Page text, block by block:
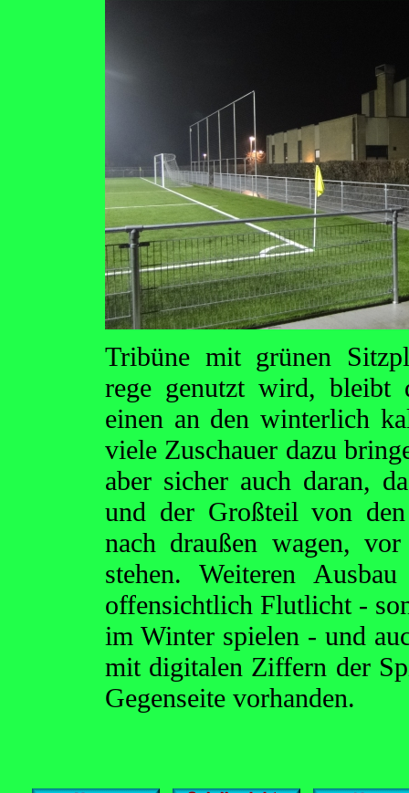
Tribüne mit grünen
rege genutzt wird,
einen an den winterlich
viele Zuschauer dazu
aber sicher auch daran,
und der Großteil von
nach draußen wagen,
stehen. Weiteren
offensichtlich Flutlicht -
im Winter spielen - und
mit digitalen Ziffern der
Gegenseite vorhanden.